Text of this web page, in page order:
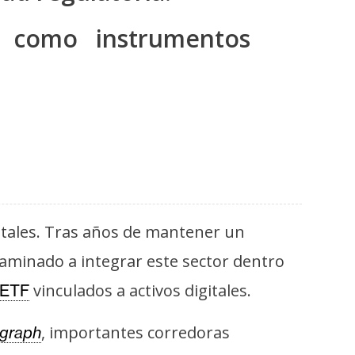
instrumentos
Tras años de mantener un
a integrar este sector dentro
ETF vinculados a activos digitales.
, importantes corredoras